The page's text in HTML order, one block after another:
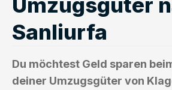
Sanliurfa
Du möchtest Geld sparen
deiner Umzugsgüter von